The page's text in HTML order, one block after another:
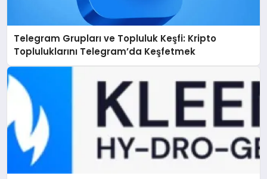
Telegram Grupları ve Topluluk Keşfi: Kripto
Topluluklarını Telegram’da Keşfetmek